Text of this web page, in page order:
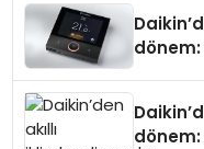
dönem:
dönem: